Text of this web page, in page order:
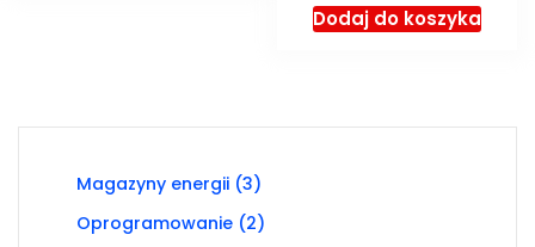
Dodaj do koszyka
Magazyny energii 33
Oprogramowanie 22